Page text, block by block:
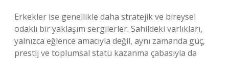
Erkekler ise genellikle daha stratejik ve bireysel
odaklı bir yaklaşım sergilerler. Sahildeki varlıkları,
yalnızca eğlence amacıyla değil, aynı zamanda güç,
prestij ve toplumsal statü kazanma çabasıyla da